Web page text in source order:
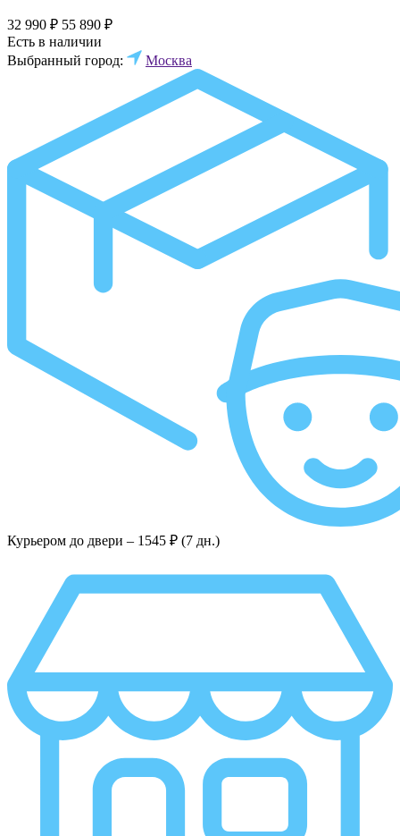
32 990 ₽ 55 890 ₽
Есть в наличии
Выбранный город:
Москва
Курьером до двери – 1545 ₽ (7 дн.)